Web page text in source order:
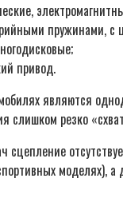
пружинами, с
привод.
являются
слишком резко
сцепление
моделях),